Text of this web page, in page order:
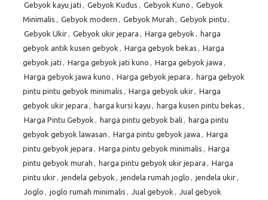
Gebyok kayu jati , Gebyok Kudus , Gebyok Kuno , Gebyok
Minimalis , Gebyok modern , Gebyok Murah , Gebyok pintu ,
Gebyok Ukir, Gebyok ukir jepara , Harga gebyok , harga
gebyok antik kusen gebyok , Harga gebyok bekas , Harga
gebyok jati , Harga gebyok jati kuno , Harga gebyok jawa ,
Harga gebyok jawa kuno , Harga gebyok jepara , harga gebyok
pintu pintu gebyok minimalis , Harga gebyok ukir, Harga
gebyok ukir jepara , harga kursi kayu , harga kusen pintu bekas ,
Harga Pintu Gebyok , harga pintu gebyok bali , harga pintu
gebyok gebyok lawasan , Harga pintu gebyok jawa , Harga
pintu gebyok jepara , Harga pintu gebyok minimalis , Harga
pintu gebyok murah , harga pintu gebyok ukir jepara , Harga
pintu ukir, jendela gebyok , jendela rumah joglo , jendela ukir,
Joglo , joglo rumah minimalis , Jual gebyok , Jual gebyok